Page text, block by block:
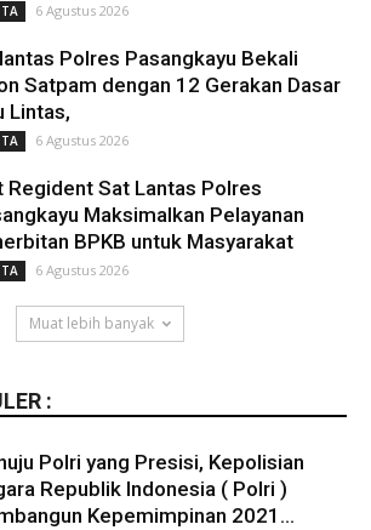
6 Agustus 2026
Polres Pasangkayu Bekali
Satpam dengan 12 Gerakan Dasar
Lintas,
6 Agustus 2026
Regident Sat Lantas Polres
Maksimalkan Pelayanan
BPKB untuk Masyarakat
6 Agustus 2026
Muat lebih banyak
:
Polri yang Presisi, Kepolisian
Republik Indonesia ( Polri )
Kepemimpinan 2021...